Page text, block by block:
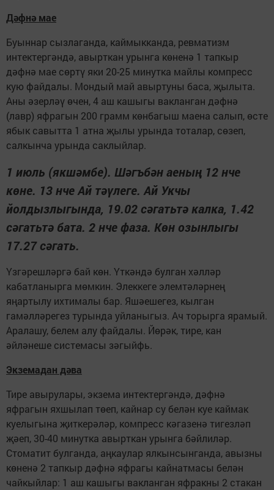
Дәфнә мае
Буыннар сызлаганда, каймыкканда, ревматизм
интектергәндә, авырткан урынга көненә 1 тапкыр
дәфнә мае сөртү яки 20-25 минутка майлы компресс
кую файдалы. Мондый май авыртуны баса, җылыта.
Аны әзерләү өчен, 4 аш кашыгы вакланган дәфнә
(лавр) яфрагын 200 грамм көнбагыш маена салып, өсте
ябык савытта 1 атна җылы урында тоталар, сөзеп,
салкынча урында саклыйлар.
1 июль (якшәмбе). Шәгъбән аеның 12 нче
көне. 13 нче Ай тәүлеге. Ай Укчы
йолдызлыгында, 19.02 сәгатьтә калка, 1.42
сәгатьтә бата. 2 нче фаза. Көн озынлыгы
17.27 сәгать.
Үзгәрешләргә бай көн. Үткәндә булган хәлләр
кабатланырга мөмкин. Элеккеге элемтәләрнең
яңартылу ихтималы бар. Яшәешегез, кылган
гамәлләрегез турында уйланыгыз. Ач торырга ярамый.
Аралашу, белем алу файдалы. Йөрәк, тире, кан
әйләнеше системасы зәгыйфь.
Экземадан дәва
Тире авырулары, экзема интектергәндә, дәфнә
яфрагын яхшылап төеп, кайнар су белән куе каймак
куелыгына җиткерәләр, компресс кәгазенә тигезләп
җәеп, 30-40 минутка авырткан урынга бәйлиләр.
Стоматит булганда, аңкаулар ялкынсынганда, авызны
көненә 2 тапкыр дәфнә яфрагы кайнатмасы белән
чайкыйлар: 1 аш кашыгы вакланган яфракны 2 стакан